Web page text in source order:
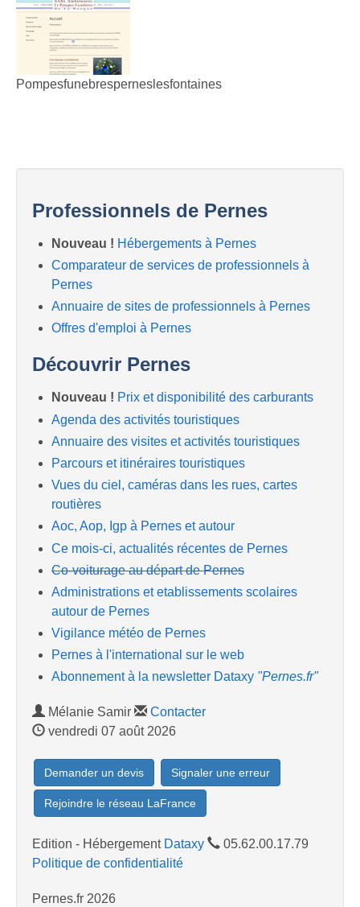
Pompesfunebresperneslesfontaines
Professionnels de Pernes
Nouveau ! Hébergements à Pernes
Comparateur de services de professionnels à
Pernes
Annuaire de sites de professionnels à Pernes
Offres d'emploi à Pernes
Découvrir Pernes
Nouveau ! Prix et disponibilité des carburants
Agenda des activités touristiques
Annuaire des visites et activités touristiques
Parcours et itinéraires touristiques
Vues du ciel, caméras dans les rues, cartes
routières
Aoc, Aop, Igp à Pernes et autour
Ce mois-ci, actualités récentes de Pernes
Co-voiturage au départ de Pernes
Administrations et etablissements scolaires
autour de Pernes
Vigilance météo de Pernes
Pernes à l'international sur le web
Abonnement à la newsletter Dataxy "Pernes.fr"
Mélanie Samir
Contacter
vendredi 07 août 2026
Demander un devis Signaler une erreur
Rejoindre le réseau LaFrance
Edition - Hébergement Dataxy
05.62.00.17.79
Politique de confidentialité
Pernes.fr 2026